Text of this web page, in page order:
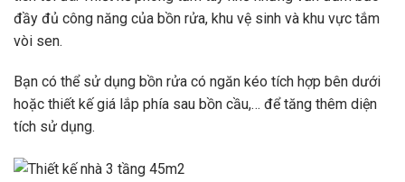
đầy đủ công năng của bồn rửa, khu vệ sinh và khu vực tắm
vòi sen.
Bạn có thể sử dụng bồn rửa có ngăn kéo tích hợp bên dưới
hoặc thiết kế giá lắp phía sau bồn cầu,… để tăng thêm diện
tích sử dụng.